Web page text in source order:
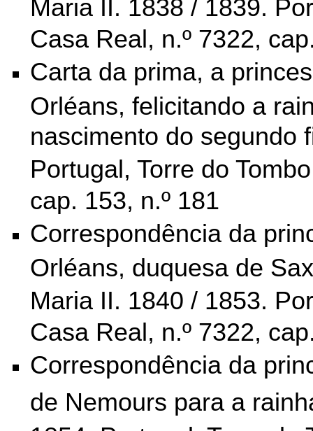
Maria II. 1838 / 1839.
Casa Real, n.º 7322,
Carta da prima, a
Orléans, felicitando a
nascimento do segundo
Portugal, Torre do
cap. 153, n.º 181
Correspondência da
Orléans, duquesa de
Maria II.
1840 / 1853.
Casa Real, n.º 7322,
Correspondência da
de Nemours para a